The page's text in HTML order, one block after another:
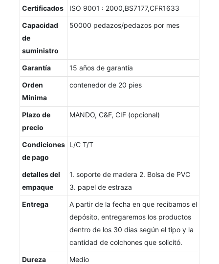
Certificados ISO 9001 : 2000,BS7177,CFR1633
Capacidad
de
suministro
50000 pedazos/pedazos por mes
Garantía 15 años de garantía
Orden
Mínima
contenedor de 20 pies
Plazo de
precio
MANDO, C&F, CIF (opcional)
Condiciones
de pago
L/C T/T
detalles del
empaque
1. soporte de madera 2. Bolsa de PVC
3. papel de estraza
Entrega
A partir de la fecha en que recibamos el
depósito, entregaremos los productos
dentro de los 30 días según el tipo y la
cantidad de colchones que solicitó.
Dureza
Medio